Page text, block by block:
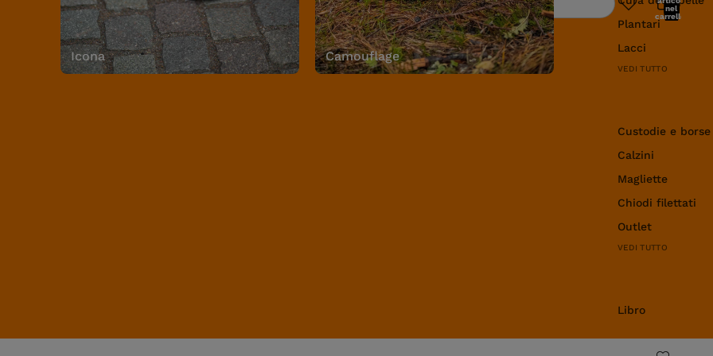
Icona Camouflage
Plantari
Lacci
VEDI TUTTO
Custodie e
Calzini
Magliette
Chiodi filettati
Outlet
VEDI TUTTO
Libro
Ricerca
nel
carrello: